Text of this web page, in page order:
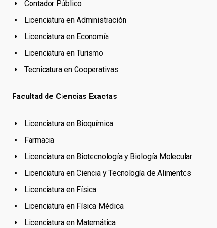
Contador Público
Licenciatura en Administración
Licenciatura en Economía
Licenciatura en Turismo
Tecnicatura en Cooperativas
Facultad de Ciencias Exactas
Licenciatura en Bioquímica
Farmacia
Licenciatura en Biotecnología y Biología Molecular
Licenciatura en Ciencia y Tecnología de Alimentos
Licenciatura en Física
Licenciatura en Física Médica
Licenciatura en Matemática